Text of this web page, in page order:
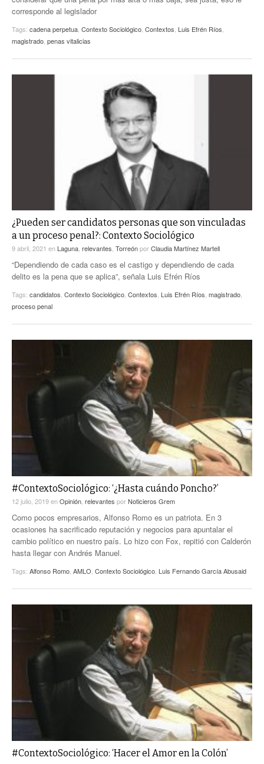
corresponde al legislador
Tags: cadena perpetua Contexto Sociológico Contextos Luis Efrén Ríos
magistrado penas vitalicias
¿Pueden ser candidatos personas que son vinculadas
a un proceso penal?: Contexto Sociológico
9 abril, 2021 en Laguna, relevantes, TorreónporClaudia Martínez Martell
“Dependiendo de cada caso es el castigo y dependiendo de cada
delito es la pena que se aplica”, señala Luis Efrén Ríos
Tags: candidatos, Contexto Sociológico, Contextos, Luis Efrén Ríos, magistrado,
proceso penal
#ContextoSociológico: ‘¿Hasta cuándo Poncho?’
12 julio, 2019enOpinión relevantes porNoticieros Grem
Como pocos empresarios, Alfonso Romo es un patriota. En 3
ocasiones ha sacrificado reputación y negocios para apuntalar el
cambio político en nuestro país. Lo hizo con Fox, repitió con Calderón
hasta llegar con Andrés Manuel.
Tags: Alfonso Romo AMLO Contexto Sociológico Luis Fernando García Abusaid
#ContextoSociológico: ‘Hacer el Amor en la Colón’